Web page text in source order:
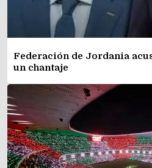
Federación de Jordania
un chantaje